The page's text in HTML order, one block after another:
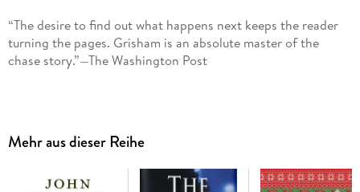
“The desire to find out what happens next keeps the reader
turning the pages. Grisham is an absolute master of the
chase story.”—The Washington Post
a suicidal lawyer left Mark knowing a bloody and explosive
secret: the whereabouts of the most sought-after dead body
Mehr aus dieser Reihe